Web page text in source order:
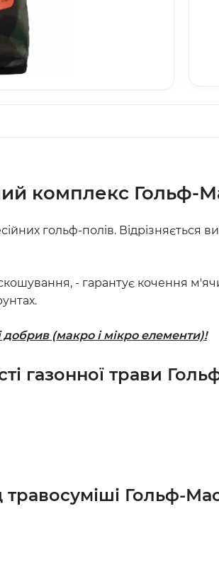
комплекс Гольф-
гольф-полів. Відрізняється
- гарантує кочення
добрив (макро і мікро елементи)!
газонної трави
травосуміші Гольф-